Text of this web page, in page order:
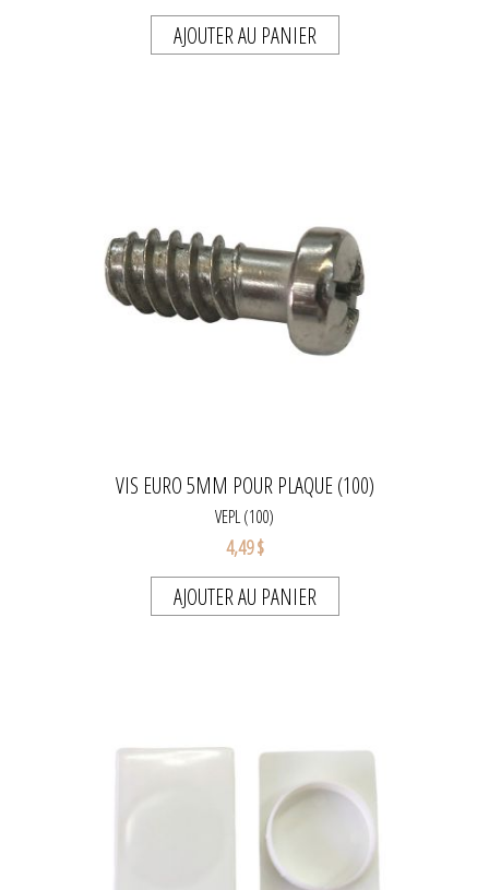
AJOUTER AU PANIER
VIS EURO 5MM POUR PLAQUE (100)
VEPL (100)
4,49 $
AJOUTER AU PANIER